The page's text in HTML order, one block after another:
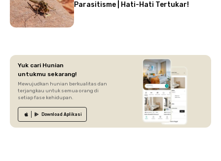
Parasitisme | Hati-Hati Tertukar!
Yuk cari Hunian
untukmu sekarang!
Mewujudkan hunian berkualitas dan
terjangkau untuk semua orang di
setiap fase kehidupan.
Download Aplikasi